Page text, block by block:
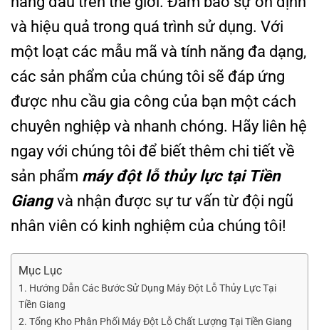
và hiệu quả trong quá trình sử dụng. Với
một loạt các mẫu mã và tính năng đa dạng,
các sản phẩm của chúng tôi sẽ đáp ứng
được nhu cầu gia công của bạn một cách
chuyên nghiệp và nhanh chóng. Hãy liên hệ
ngay với chúng tôi để biết thêm chi tiết về
sản phẩm máy đột lỗ thủy lực tại Tiền
Giang và nhận được sự tư vấn từ đội ngũ
nhân viên có kinh nghiệm của chúng tôi!
Mục Lục
1. Hướng Dẫn Các Bước Sử Dụng Máy Đột Lỗ Thủy Lực Tại
Tiền Giang
2. Tổng Kho Phân Phối Máy Đột Lỗ Chất Lượng Tại Tiền Giang